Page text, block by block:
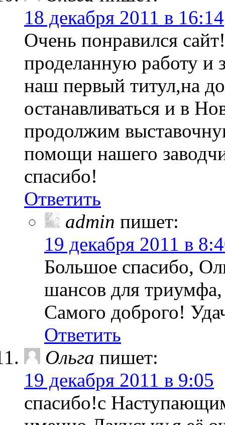
18 декабря 2011 в 16:14
Очень понравился
проделанную работу и
наш первый титул,на
останавливаться и в
продолжим
помощи нашего
спасибо!
Ответить
admin пишет:
19 декабря 2011 в
Большое спасибо,
шансов для
Самого доброго!
Ответить
Ольга пишет:
19 декабря 2011 в 9:05
спасибо!с